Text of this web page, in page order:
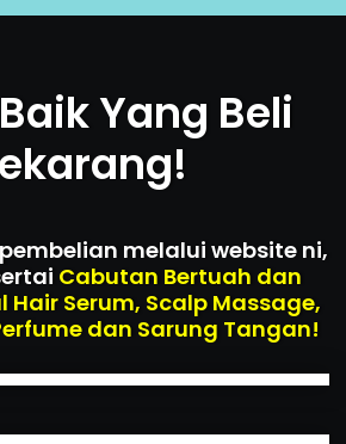
Yang Beli
melalui website ni,
Cabutan Bertuah dan
Hair Serum, Scalp Massage,
dan Sarung Tangan!